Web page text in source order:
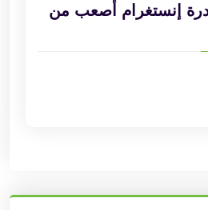
إنستغرام أصعب من